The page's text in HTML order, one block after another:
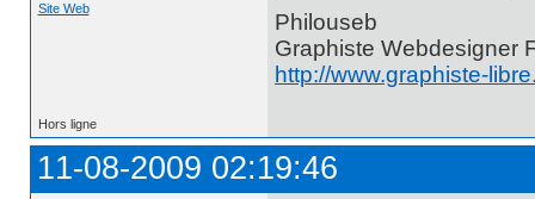
Site Web
Philouseb
Graphiste Webdesigner
http://www.graphiste-
Hors ligne
11-08-2009 02:19:46